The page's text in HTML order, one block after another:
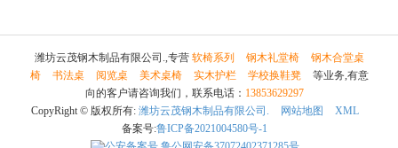
潍坊云茂钢木制品有限公司.,专营 软椅系列 钢木礼堂椅
钢木合堂桌
椅
书法桌 阅览桌 美术桌椅 实木护栏 学校换鞋凳
等业务,有意
向的客户请咨询我们，联系电话： 13853629297
CopyRight © 版权所有: 潍坊云茂钢木制品有限公司. 网站地图
XML
备案号:鲁ICP备2021004580号-1